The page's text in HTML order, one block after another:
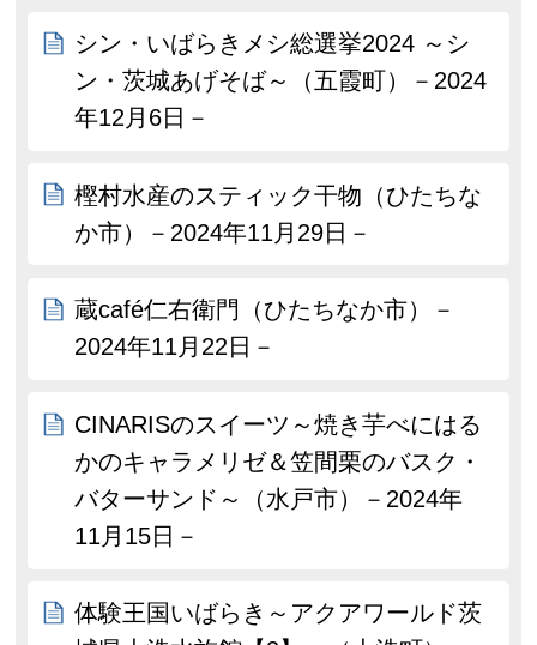
シン・いばらきメシ総選挙2024 ～シ
ン・茨城あげそば～（五霞町）－2024
年12月6日－
樫村水産のスティック干物（ひたちな
か市）－2024年11月29日－
蔵café仁右衛門（ひたちなか市）－
2024年11月22日－
CINARISのスイーツ～焼き芋べにはる
かのキャラメリゼ＆笠間栗のバスク・
バターサンド～（水戸市）－2024年
11月15日－
体験王国いばらき～アクアワールド茨